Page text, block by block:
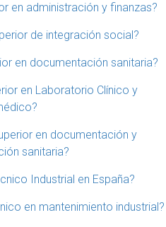
en administración y finanzas?
de integración social?
en documentación sanitaria?
en Laboratorio Clínico y
en documentación y
sanitaria?
Industrial en España?
en mantenimiento industrial?